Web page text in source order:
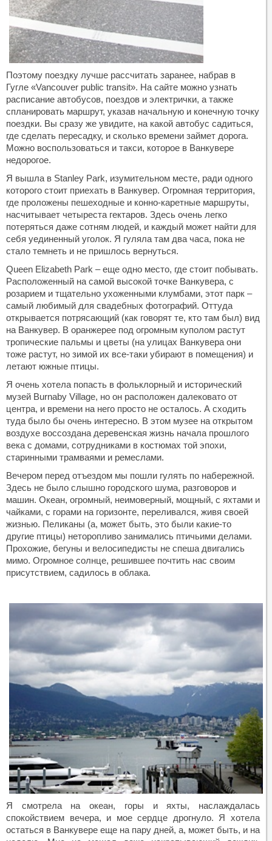
Поэтому поездку лучше рассчитать заранее, набрав в
Гугле «Vancouver public transit». На сайте можно узнать
расписание автобусов, поездов и электрички, а также
спланировать маршрут, указав начальную и конечную точку
поездки. Вы сразу же увидите, на какой автобус садиться,
где сделать пересадку, и сколько времени займет дорога.
Можно воспользоваться и такси, которое в Ванкувере
недорогое.
Я вышла в Stanley Park, изумительном месте, ради одного
которого стоит приехать в Ванкувер. Огромная территория,
где проложены пешеходные и конно-каретные маршруты,
насчитывает четыреста гектаров. Здесь очень легко
потеряться даже сотням людей, и каждый может найти для
себя уединенный уголок. Я гуляла там два часа, пока не
стало темнеть и не пришлось вернуться.
Queen Elizabeth Park – еще одно место, где стоит побывать.
Расположенный на самой высокой точке Ванкувера, с
розарием и тщательно ухоженными клумбами, этот парк –
самый любимый для свадебных фотографий. Оттуда
открывается потрясающий (как говорят те, кто там был) вид
на Ванкувер. В оранжерее под огромным куполом растут
тропические пальмы и цветы (на улицах Ванкувера они
тоже растут, но зимой их все-таки убирают в помещения) и
летают южные птицы.
Я очень хотела попасть в фольклорный и исторический
музей Burnaby Village, но он расположен далековато от
центра, и времени на него просто не осталось. А сходить
туда было бы очень интересно. В этом музее на открытом
воздухе воссоздана деревенская жизнь начала прошлого
века с домами, сотрудниками в костюмах той эпохи,
старинными трамваями и ремеслами.
Вечером перед отъездом мы пошли гулять по набережной.
Здесь не было слышно городского шума, разговоров и
машин. Океан, огромный, неимоверный, мощный, с яхтами и
чайками, с горами на горизонте, переливался, живя своей
жизнью. Пеликаны (а, может быть, это были какие-то
другие птицы) неторопливо занимались птичьими делами.
Прохожие, бегуны и велосипедисты не спеша двигались
мимо. Огромное солнце, решившее почтить нас своим
присутствием, садилось в облака.
Я смотрела на океан, горы и яхты, наслаждалась
спокойствием вечера, и мое сердце дрогнуло. Я хотела
остаться в Ванкувере еще на пару дней, а, может быть, и на